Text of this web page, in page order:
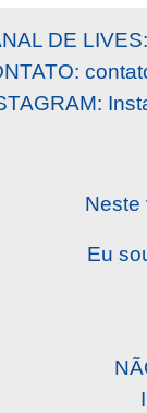
DE
Neste
Eu